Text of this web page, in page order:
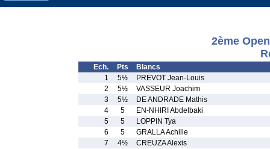
2ème
Ech. Pts
Blancs
1
5½
PREVOT Jean-Louis
2
5½
VASSEUR Joachim
3
5½
DE ANDRADE Mathis
4
5
EN-NHIRI Abdelbaki
5
5
LOPPIN Tya
6
5
GRALLA Achille
7
4½
CREUZA Alexis